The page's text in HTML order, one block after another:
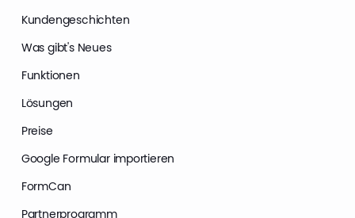
Kundengeschichten
Was gibt's Neues
Funktionen
Lösungen
Preise
Google Formular importieren
FormCan
Partnerprogramm